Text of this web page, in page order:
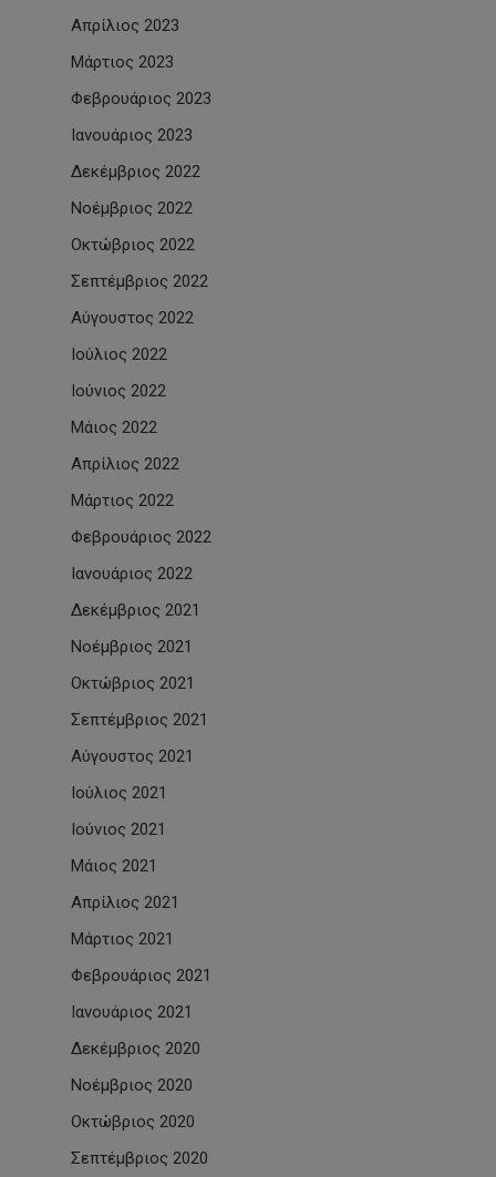
Απρίλιος 2023
Μάρτιος 2023
Φεβρουάριος 2023
Ιανουάριος 2023
Δεκέμβριος 2022
Νοέμβριος 2022
Οκτώβριος 2022
Σεπτέμβριος 2022
Αύγουστος 2022
Ιούλιος 2022
Ιούνιος 2022
Μάιος 2022
Απρίλιος 2022
Μάρτιος 2022
Φεβρουάριος 2022
Ιανουάριος 2022
Δεκέμβριος 2021
Νοέμβριος 2021
Οκτώβριος 2021
Σεπτέμβριος 2021
Αύγουστος 2021
Ιούλιος 2021
Ιούνιος 2021
Μάιος 2021
Απρίλιος 2021
Μάρτιος 2021
Φεβρουάριος 2021
Ιανουάριος 2021
Δεκέμβριος 2020
Νοέμβριος 2020
Οκτώβριος 2020
Σεπτέμβριος 2020